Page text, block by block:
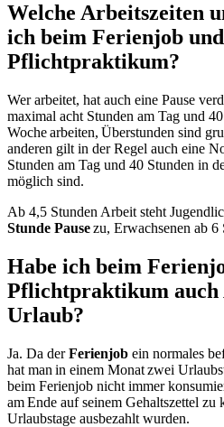
Welche Arbeitszeiten
ich beim Ferienjob und
Pflichtpraktikum?
Wer arbeitet, hat auch eine Pause
maximal acht Stunden am Tag und
Woche arbeiten, Überstunden sind
anderen gilt in der Regel auch eine
Stunden am Tag und 40 Stunden in
möglich sind.
Ab 4,5 Stunden Arbeit steht
Stunde Pausezu, Erwachsenen ab 6
Habe ich beim
Pflichtpraktikum auch
Urlaub?
Ja. Da derFerienjob ein normales
hat man in einem Monat zwei
beim Ferienjob nicht immer
am Ende auf seinem Gehaltszettel zu
Urlaubstage ausbezahlt wurden.